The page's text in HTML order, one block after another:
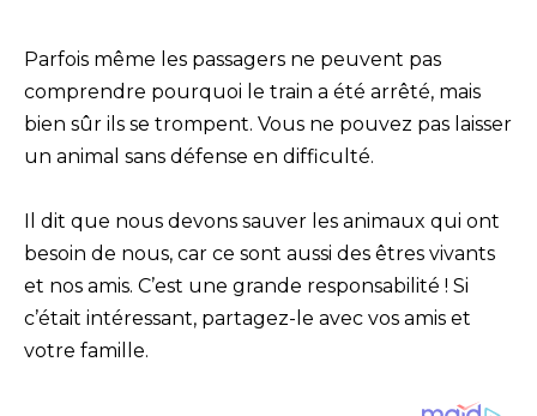
Parfois même les passagers ne peuvent pas
comprendre pourquoi le train a été arrêté, mais
bien sûr ils se trompent. Vous ne pouvez pas laisser
un animal sans défense en difficulté.
Il dit que nous devons sauver les animaux qui ont
besoin de nous, car ce sont aussi des êtres vivants
et nos amis. C’est une grande responsabilité ! Si
c’était intéressant, partagez-le avec vos amis et
votre famille.